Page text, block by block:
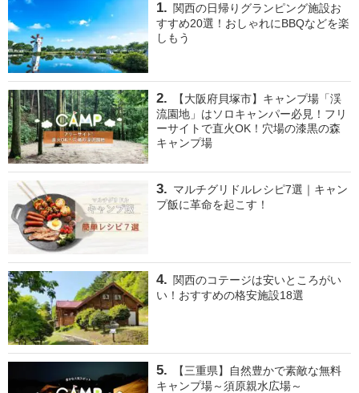
関西の日帰りグランピング施設お
すすめ20選！おしゃれにBBQなどを楽
しもう
【大阪府貝塚市】キャンプ場「渓
流園地」はソロキャンパー必見！フリ
ーサイトで直火OK！穴場の漆黒の森
キャンプ場
マルチグリドルレシピ7選｜キャン
プ飯に革命を起こす！
関西のコテージは安いところがい
い！おすすめの格安施設18選
【三重県】自然豊かで素敵な無料
キャンプ場～須原親水広場～